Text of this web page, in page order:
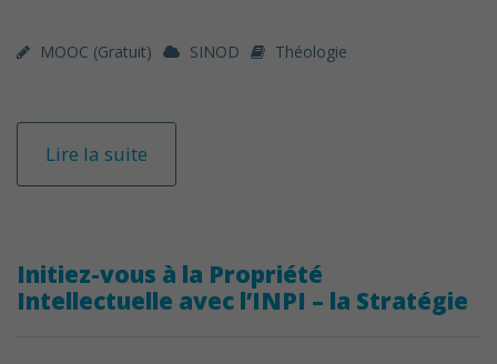
MOOC (gratuit) SINOD Théologie
Lire la suite
Initiez-vous à la Propriété
Intellectuelle avec l’INPI – la Stratégie